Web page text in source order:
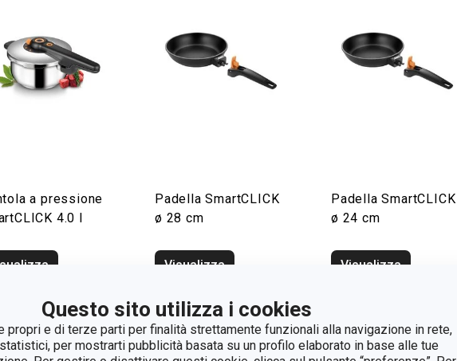
Questo sito utilizza i cookies
propri e di terze parti per finalità strettamente funzionali alla navigazione in rete,
per mostrarti pubblicità basata su un profilo elaborato in base alle tue
a pressione
4.0 l
Padella SmartCLICK
ø 28 cm
Visualizza
Padella SmartCLICK
ø 24 cm
Visualizza